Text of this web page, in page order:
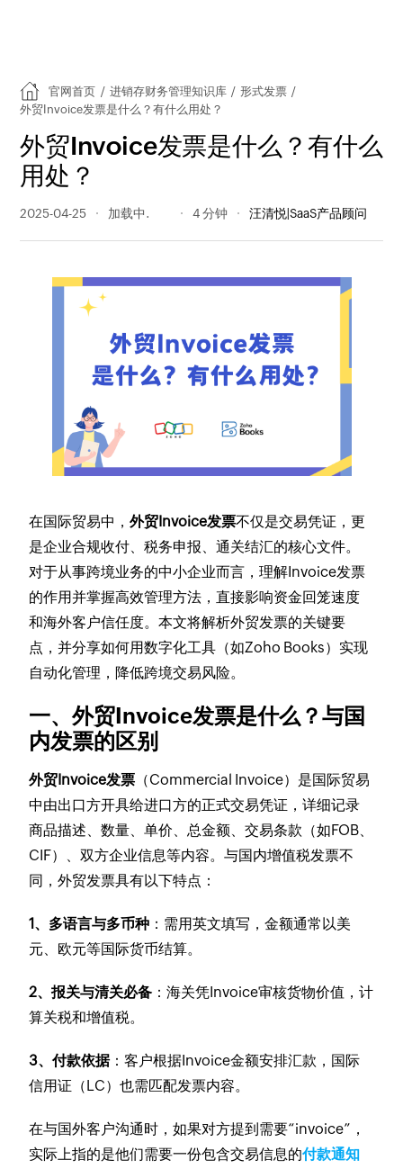
官网首页 / 进销存财务管理知识库 / 形式发票 /
外贸Invoice发票是什么？有什么用处？
外贸Invoice发票是什么？有什么
用处？
2025-04-25 386 阅读量 4 分钟 汪清悦|SaaS产品顾问
在国际贸易中，外贸Invoice发票不仅是交易凭证，更
是企业合规收付、税务申报、通关结汇的核心文件。
对于从事跨境业务的中小企业而言，理解Invoice发票
的作用并掌握高效管理方法，直接影响资金回笼速度
和海外客户信任度。本文将解析外贸发票的关键要
点，并分享如何用数字化工具（如Zoho Books）实现
自动化管理，降低跨境交易风险。
一、外贸Invoice发票是什么？与国
内发票的区别
外贸Invoice发票 （Commercial Invoice）是国际贸易
中由出口方开具给进口方的正式交易凭证，详细记录
商品描述、数量、单价、总金额、交易条款（如FOB、
CIF）、双方企业信息等内容。与国内增值税发票不
同，外贸发票具有以下特点：
1、多语言与多币种 ：需用英文填写，金额通常以美
元、欧元等国际货币结算。
2、报关与清关必备 ：海关凭Invoice审核货物价值，计
算关税和增值税。
3、付款依据：客户根据Invoice金额安排汇款，国际
信用证（LC）也需匹配发票内容。
在与国外客户沟通时，如果对方提到需要“invoice”，
实际上指的是他们需要一份包含交易信息的付款通知